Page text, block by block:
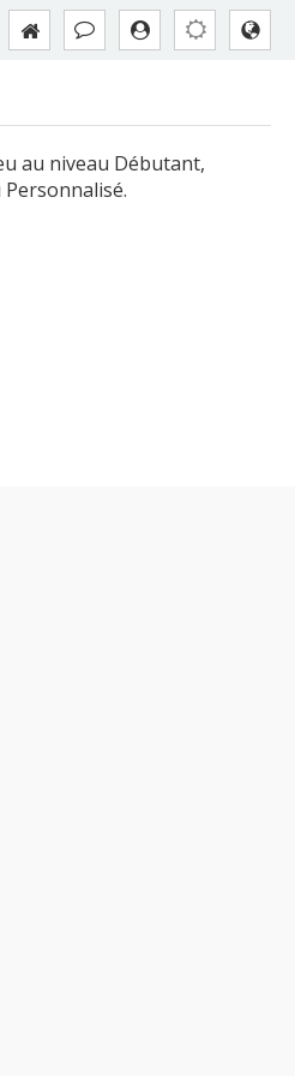
au niveau Débutant,